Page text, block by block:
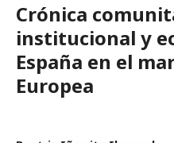
Crónica
institucional y
España en el
Europea